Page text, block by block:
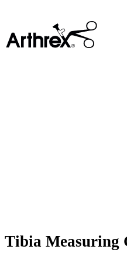
Tibia Measuring